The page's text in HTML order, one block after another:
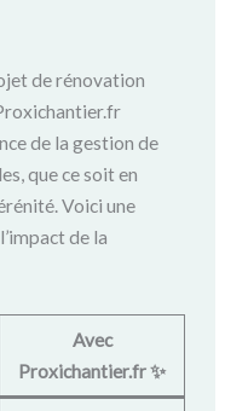
de rénovation
de la gestion de
que ce soit en
Voici une
de la
Avec
Proxichantier.fr ✨